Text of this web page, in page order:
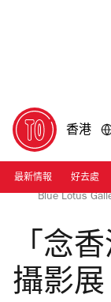
香港
最新情報 好去處
Fan Ho
Blue Lotus
「念
攝影展